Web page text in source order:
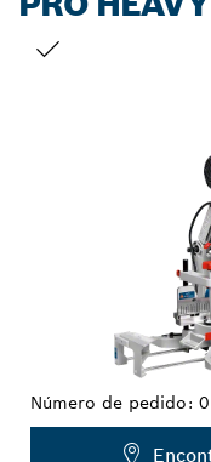
Número de pedido: